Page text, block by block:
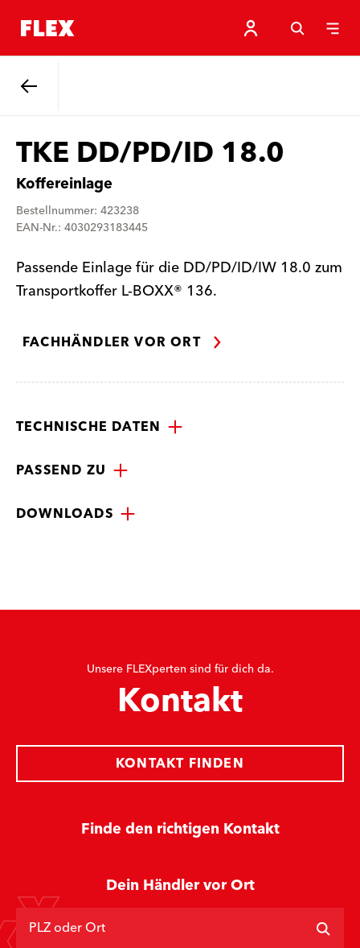
TKE DD/PD/ID 18.0
Koffereinlage
Bestellnummer: 423238
EAN-Nr.: 4030293183445
Passende Einlage für die DD/PD/ID/IW 18.0 zum
Transportkoffer L-BOXX® 136.
FACHHÄNDLER VOR ORT
TECHNISCHE DATEN
PASSEND ZU
DOWNLOADS
Unsere FLEXperten sind für dich da.
Kontakt
Finde den richtigen Kontakt
KONTAKT FINDEN
Dein Händler vor Ort
PLZ oder Ort